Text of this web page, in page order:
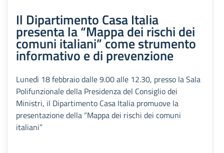
Il Dipartimento Casa Italia
presenta la “Mappa dei rischi dei
comuni italiani” come strumento
informativo e di prevenzione
Lunedì 18 febbraio dalle 9.00 alle 12.30, presso la Sala
Polifunzionale della Presidenza del Consiglio dei
Ministri, il Dipartimento Casa Italia promuove la
presentazione della “Mappa dei rischi dei comuni
italiani”